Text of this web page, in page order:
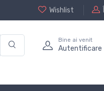
Wishlist
Bine ai venit
Autentificare